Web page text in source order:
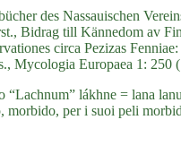
des Nassauischen
Bidrag till Kännedom av
circa Pezizas
Mycologia Europaea 1: 250
lákhne = lana
morbido, per i suoi peli